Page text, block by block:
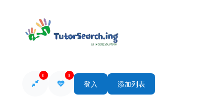
0 0
登入 添加列表